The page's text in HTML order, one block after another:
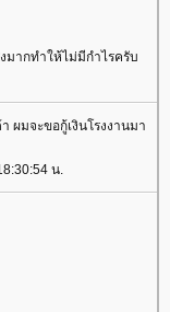
ากทำให้ไม่มีกำไรครับ
ผมจะขอกู้เงินโรงงานมา
น.